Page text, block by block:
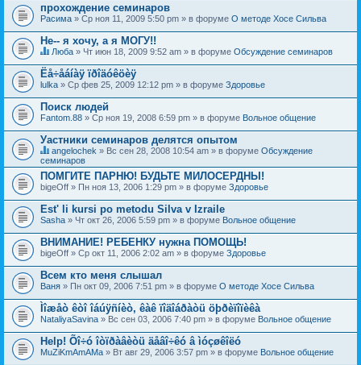
прохождение семинаров
Расима » Ср ноя 11, 2009 5:50 pm » в форуме О методе Хосе Сильва
Не-- я хочу, а я МОГУ!!
а
н
н
а
я
т
м
а
с
о
д
е
р
ж
и
т
о
п
р
с
.
Люба » Чт июн 18, 2009 9:52 am » в форуме Обсуждение семинаров
Ëå÷åáíàÿ ïðîäóêöèÿ
lulka » Ср фев 25, 2009 12:12 pm » в форуме Здоровье
Поиск людей
Fantom.88 » Ср ноя 19, 2008 6:59 pm » в форуме Вольное общение
Уастники семинаров делятся опытом
Д
а
н
н
я
т
е
м
а
с
о
д
е
и
т
о
п
р
angelochek » Вс сен 28, 2008 10:54 am » в форуме Обсуждение
семинаров
ПОМГИТЕ ПАРНЮ! БУДЬТЕ МИЛОСЕРДНЫ!
bigeOff » Пн ноя 13, 2006 1:29 pm » в форуме Здоровье
Est' li kursi po metodu Silva v Izraile
Sasha » Чт окт 26, 2006 5:59 pm » в форуме Вольное общение
ВНИМАНИЕ! РЕБЕНКУ нужна ПОМОЩЬ!
bigeOff » Ср окт 11, 2006 2:02 am » в форуме Здоровье
Всем кто меня слышал
Ваня » Пн окт 09, 2006 7:51 pm » в форуме О методе Хосе Сильва
Ìîæåò êòî îáúÿñíèò, êàê ïîäîáðàòü öþðèïîïèêà
NataliyaSavina » Вс сен 03, 2006 7:40 pm » в форуме Вольное общение
Help! Õî÷ó îòïðàâèòü äåâî÷êó â ìóçøêîëó
MuZiKmAmAMa » Вт авг 29, 2006 3:57 pm » в форуме Вольное общение